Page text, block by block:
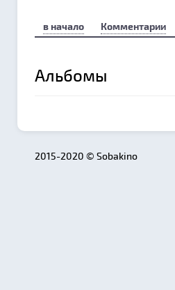
в начало Комментарии
Альбомы
2015-2020 © Sobakino